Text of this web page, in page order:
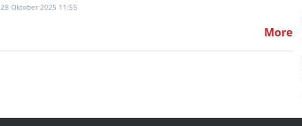
28 Oktober 2025 11:55
More